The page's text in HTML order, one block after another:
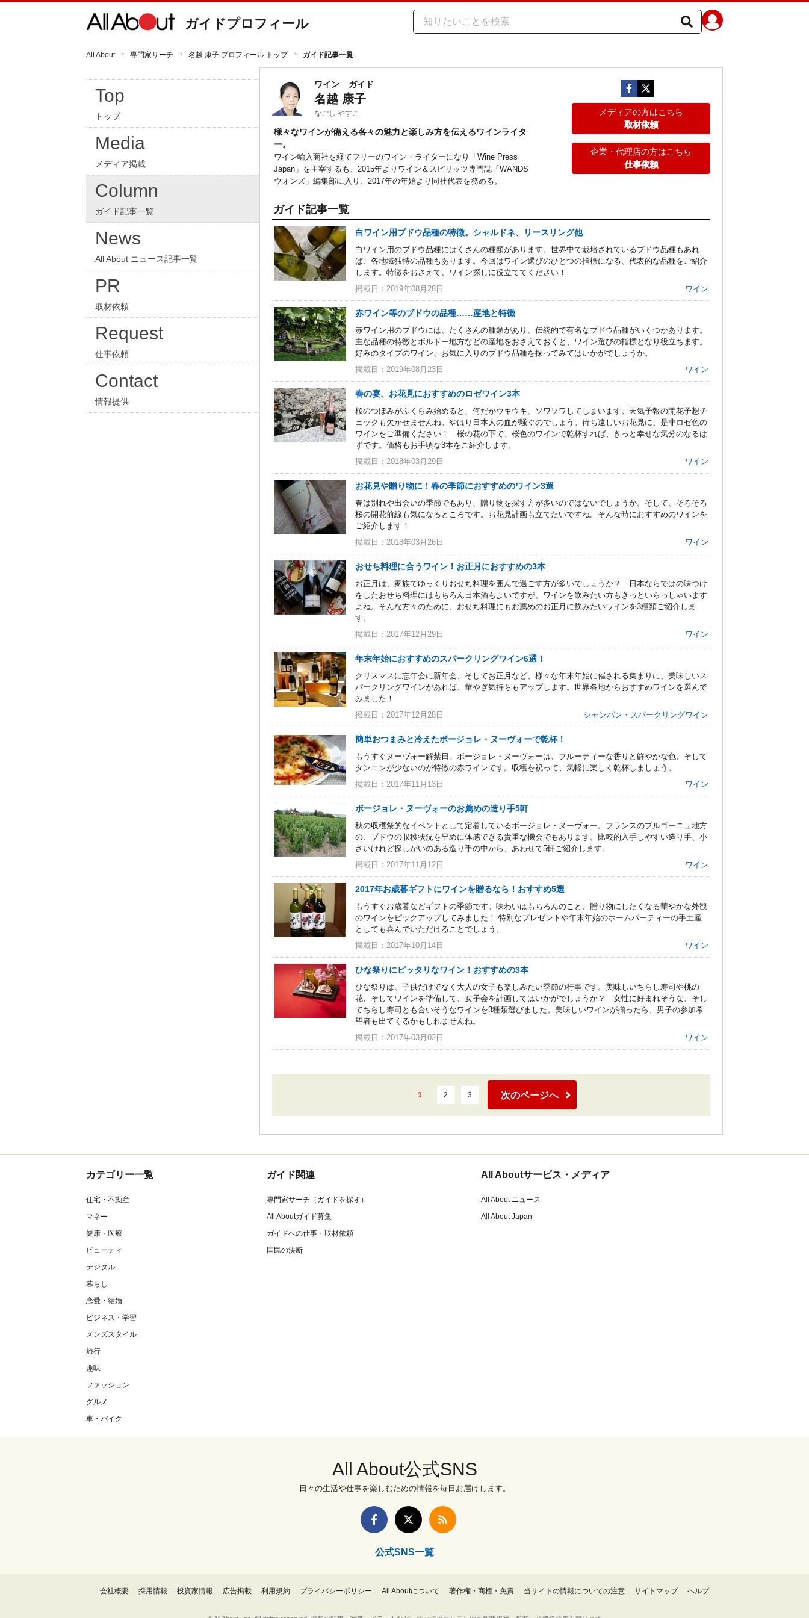
ガイドプロフィール
All About 専門家サーチ 名越 康子 プロフィール トップ ガイド記事一覧
Top
トップ
Media
メディア掲載
Column
ガイド記事一覧
News
All About ニュース記事一覧
PR
取材依頼
Request
仕事依頼
Contact
情報提供
ワイン ガイド
名越 康子
なごし やすこ
様々なワインが備える各々の魅力と楽しみ方を伝えるワインライタ
ー。
ワイン輸入商社を経てフリーのワイン・ライターになり「Wine Press
Japan」を主宰するも、2015年よりワイン＆スピリッツ専門誌「WANDS
ウォンズ」編集部に入り、2017年の年始より同社代表を務める。
メディアの方はこちら
取材依頼
企業・代理店の方はこちら
仕事依頼
ガイド記事一覧
白ワイン用ブドウ品種の特徴。シャルドネ、リースリング他
白ワイン用のブドウ品種にはくさんの種類があります。世界中で栽培されているブドウ品種もあれ
ば、各地域独特の品種もあります。今回はワイン選びのひとつの指標になる、代表的な品種をご紹介
します。特徴をおさえて、ワイン探しに役立ててください！
掲載日：2019年08月28日
ワイン
赤ワイン等のブドウの品種……産地と特徴
赤ワイン用のブドウには、たくさんの種類があり、伝統的で有名なブドウ品種がいくつかあります。
主な品種の特徴とボルドー地方などの産地をおさえておくと、ワイン選びの指標となり役立ちます。
好みのタイプのワイン、お気に入りのブドウ品種を探ってみてはいかがでしょうか。
掲載日：2019年08月23日
ワイン
春の宴、お花見におすすめのロゼワイン3本
桜のつぼみがふくらみ始めると、何だかウキウキ、ソワソワしてしまいます。天気予報の開花予想チ
ェックも欠かせませんね。やはり日本人の血が騒ぐのでしょう。待ち遠しいお花見に、是非ロゼ色の
ワインをご準備ください！ 桜の花の下で、桜色のワインで乾杯すれば、きっと幸せな気分のなるは
ずです。価格もお手頃な3本をご紹介します。
掲載日：2018年03月29日
ワイン
お花見や贈り物に！春の季節におすすめのワイン3選
春は別れや出会いの季節でもあり、贈り物を探す方が多いのではないでしょうか。そして、そろそろ
桜の開花前線も気になるところです。お花見計画も立てたいですね。そんな時におすすめのワインを
ご紹介します！
掲載日：2018年03月26日
ワイン
おせち料理に合うワイン！お正月におすすめの3本
お正月は、家族でゆっくりおせち料理を囲んで過ごす方が多いでしょうか？ 日本ならではの味つけ
をしたおせち料理にはもちろん日本酒もよいですが、ワインを飲みたい方もきっといらっしゃいます
よね。そんな方々のために、おせち料理にもお薦めのお正月に飲みたいワインを3種類ご紹介しま
す。
掲載日：2017年12月29日
ワイン
年末年始におすすめのスパークリングワイン6選！
クリスマスに忘年会に新年会、そしてお正月など、様々な年末年始に催される集まりに、美味しいス
パークリングワインがあれば、華やぎ気持ちもアップします。世界各地からおすすめワインを選んで
みました！
掲載日：2017年12月28日
シャンパン・スパークリングワイン
簡単おつまみと冷えたボージョレ・ヌーヴォーで乾杯！
もうすぐヌーヴォー解禁日。ボージョレ・ヌーヴォーは、フルーティーな香りと鮮やかな色、そして
タンニンが少ないのが特徴の赤ワインです。収穫を祝って、気軽に楽しく乾杯しましょう。
掲載日：2017年11月13日
ワイン
ボージョレ・ヌーヴォーのお薦めの造り手5軒
秋の収穫祭的なイベントとして定着しているボージョレ・ヌーヴォー。フランスのブルゴーニュ地方
の、ブドウの収穫状況を早めに体感できる貴重な機会でもあります。比較的入手しやすい造り手、小
さいけれど探しがいのある造り手の中から、あわせて5軒ご紹介します。
掲載日：2017年11月12日
ワイン
2017年お歳暮ギフトにワインを贈るなら！おすすめ5選
もうすぐお歳暮などギフトの季節です。味わいはもちろんのこと、贈り物にしたくなる華やかな外観
のワインをピックアップしてみました！ 特別なプレゼントや年末年始のホームパーティーの手土産
としても喜んでいただけることでしょう。
掲載日：2017年10月14日
ワイン
ひな祭りにピッタリなワイン！おすすめの3本
ひな祭りは、子供だけでなく大人の女子も楽しみたい季節の行事です。美味しいちらし寿司や桃の
花、そしてワインを準備して、女子会を計画してはいかがでしょうか？ 女性に好まれそうな、そし
てちらし寿司とも合いそうなワインを3種類選びました。美味しいワインが揃ったら、男子の参加希
望者も出てくるかもしれませんね。
掲載日：2017年03月02日
ワイン
1 2 3 次のページへ
カテゴリー一覧
住宅・不動産
マネー
健康・医療
ビューティ
デジタル
暮らし
恋愛・結婚
ビジネス・学習
メンズスタイル
旅行
趣味
ファッション
グルメ
車・バイク
ガイド関連
専門家サーチ（ガイドを探す）
All Aboutガイド募集
ガイドへの仕事・取材依頼
国民の決断
All Aboutサービス・メディア
All About ニュース
All About Japan
All About公式SNS
日々の生活や仕事を楽しむための情報を毎日お届けします。
公式SNS一覧
会社概要 採用情報 投資家情報 広告掲載 利用規約 プライバシーポリシー All Aboutについて 著作権・商標・免責 当サイトの情報についての注意 サイトマップ ヘルプ